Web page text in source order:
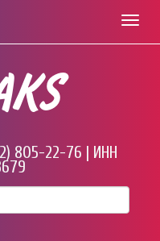
805-22-76 | ИНН